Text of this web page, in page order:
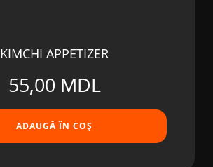
KIMCHI APPETIZER
55,00 MDL
ADAUGĂ ÎN COȘ